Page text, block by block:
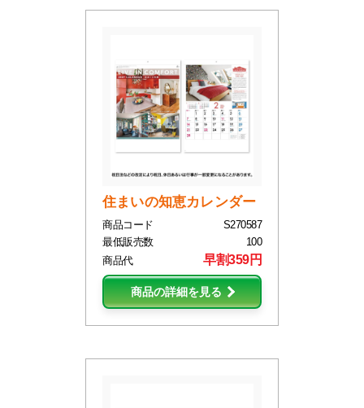
住まいの知恵カレンダー
商品コード
S270587
最低販売数
100
商品代
早割359円
商品の詳細を見る